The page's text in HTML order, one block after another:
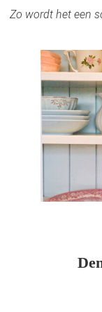
Zo wordt het een